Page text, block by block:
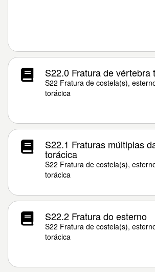
S22.0 Fratura de vértebra
S22 Fratura de costela(s),
torácica
S22.1 Fraturas múltiplas
torácica
S22 Fratura de costela(s),
torácica
S22.2 Fratura do esterno
S22 Fratura de costela(s),
torácica